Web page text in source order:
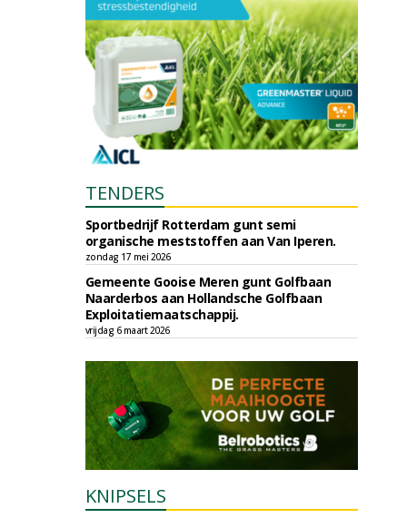
TENDERS
Sportbedrijf Rotterdam gunt semi
organische meststoffen aan Van Iperen.
zondag 17 mei 2026
Gemeente Gooise Meren gunt Golfbaan
Naarderbos aan Hollandsche Golfbaan
Exploitatiemaatschappij.
vrijdag 6 maart 2026
KNIPSELS